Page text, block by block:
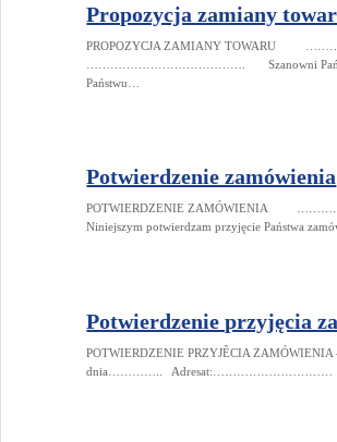
Propozycja zamiany
PROPOZYCJA ZAMIANY TOWARU
…………………………………. Szanowni
Państwu…
Potwierdzenie zamówienia
POTWIERDZENIE
Niniejszym potwierdzam przyjęcie
Potwierdzenie przyjęcia
POTWIERDZENIE PRZYJÊCIA
dnia………….. Adresat:…………………………